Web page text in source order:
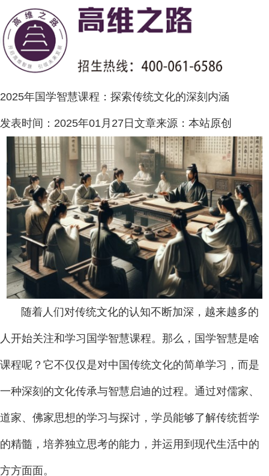
2025年国学智慧课程：探索传统文化的深刻内涵
发表时间： 2025年01月27日 文章来源： 本站原创
随着人们对传统文化的认知不断加深，越来越多的
人开始关注和学习国学智慧课程。那么，国学智慧是啥
课程呢？它不仅仅是对中国传统文化的简单学习，而是
一种深刻的文化传承与智慧启迪的过程。通过对儒家、
道家、佛家思想的学习与探讨，学员能够了解传统哲学
的精髓，培养独立思考的能力，并运用到现代生活中的
方方面面。